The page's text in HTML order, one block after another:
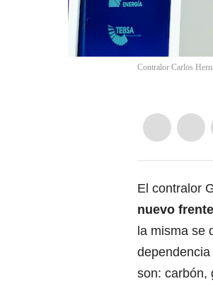
Contralor Carlos
El contralor
nuevo
la misma se
son: carbón,